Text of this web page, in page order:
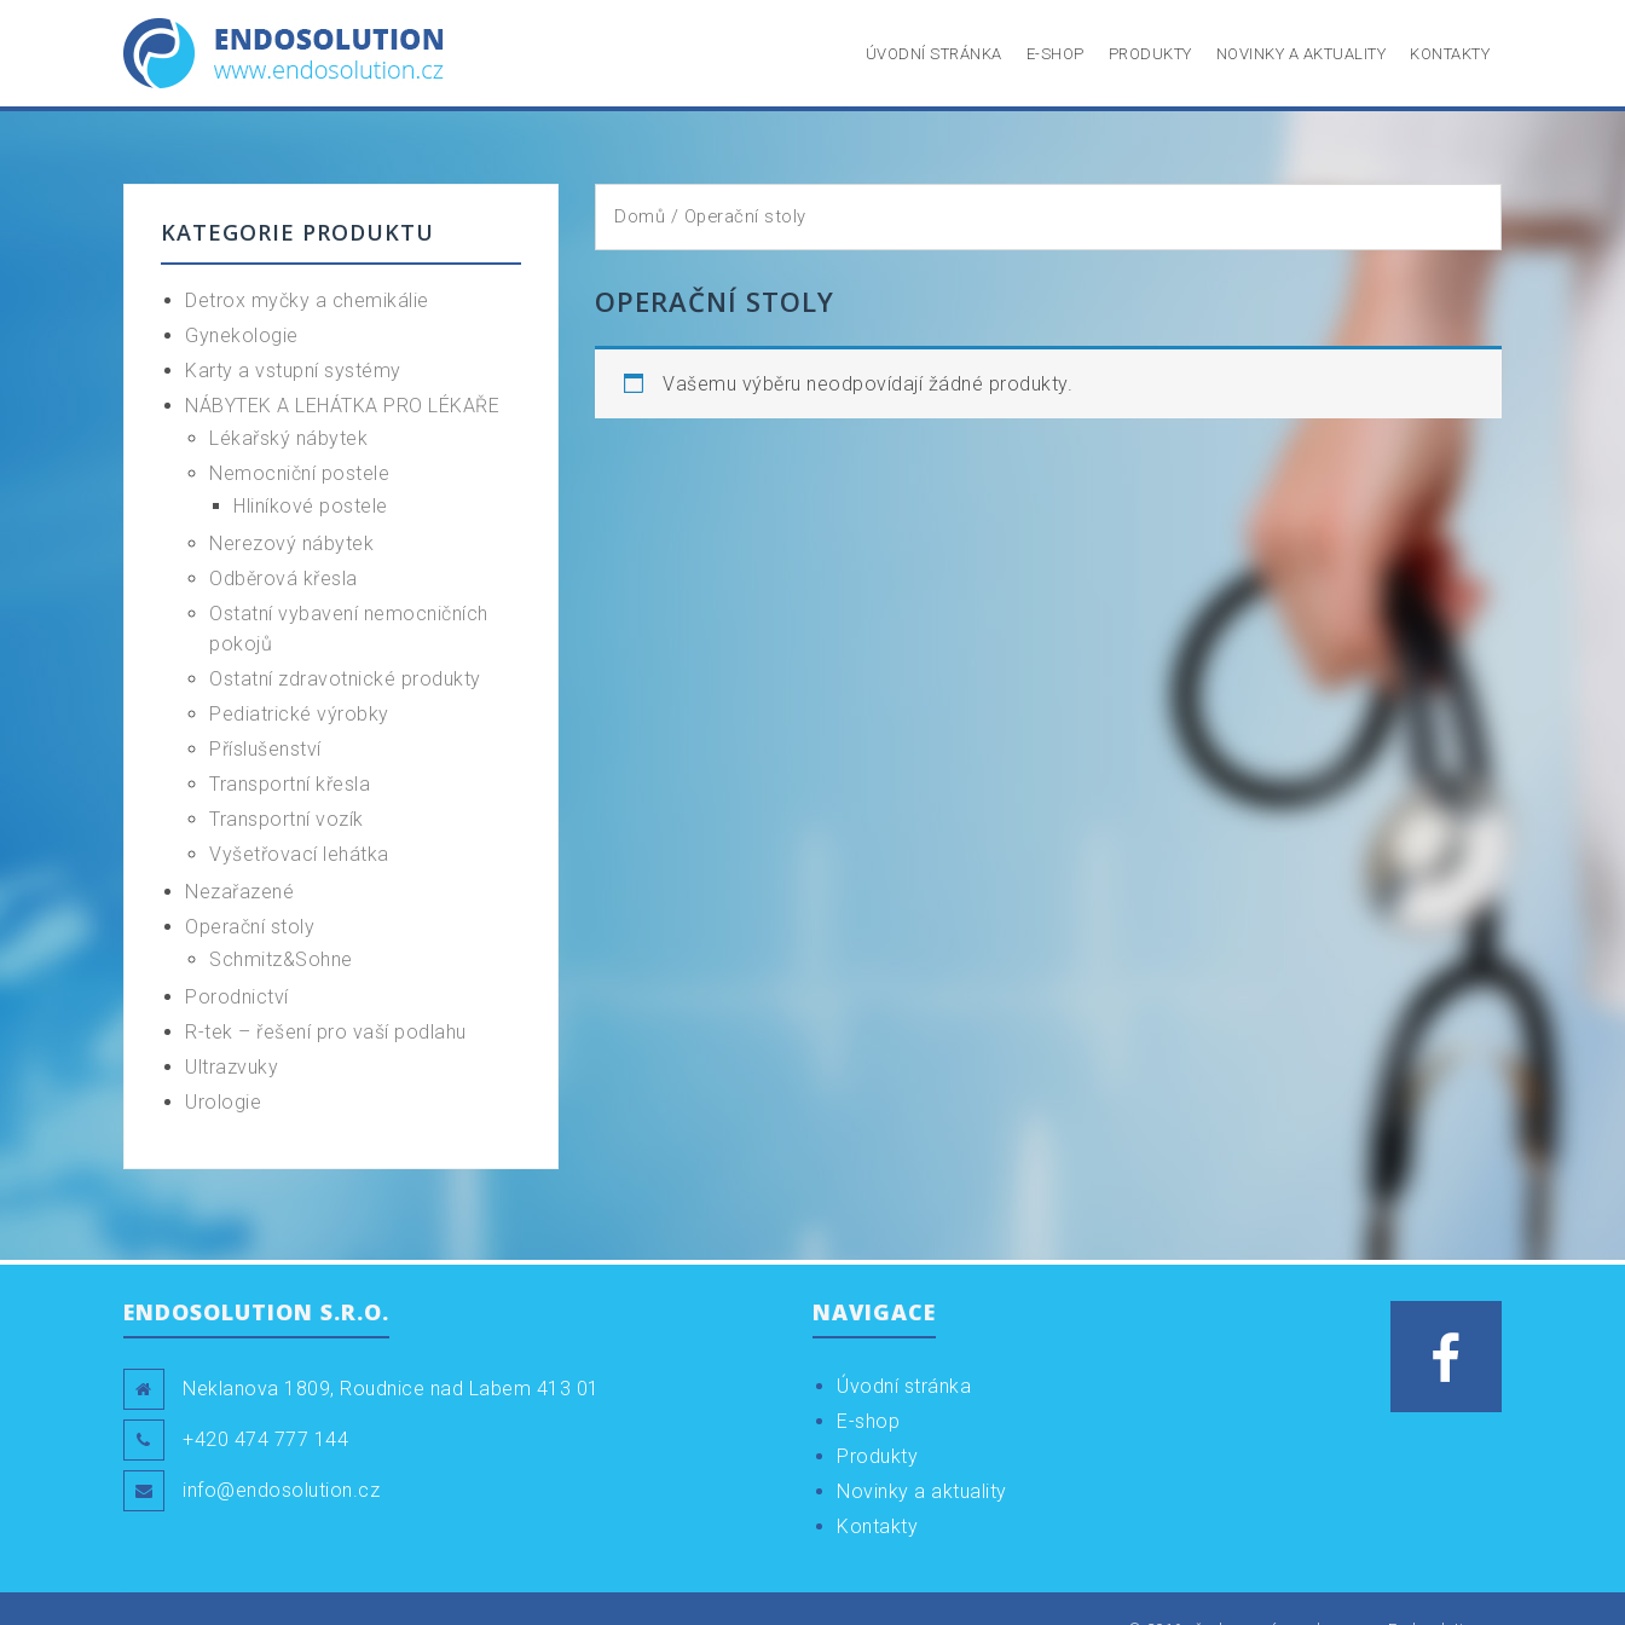
ÚVODNÍ STRÁNKA E-SHOP PRODUKTY NOVINKY A AKTUALITY KONTAKTY
Domů / Operační stoly
OPERAČNÍ STOLY
Vašemu výběru neodpovídají žádné produkty.
KATEGORIE PRODUKTU
Detrox myčky a chemikálie
Gynekologie
Karty a vstupní systémy
NÁBYTEK A LEHÁTKA PRO LÉKAŘE
Lékařský nábytek
Nemocniční postele
Hliníkové postele
Nerezový nábytek
Odběrová křesla
Ostatní vybavení nemocničních
pokojů
Ostatní zdravotnické produkty
Pediatrické výrobky
Příslušenství
Transportní křesla
Transportní vozík
Vyšetřovací lehátka
Nezařazené
Operační stoly
Schmitz&Sohne
Porodnictví
R-tek – řešení pro vaší podlahu
Ultrazvuky
Urologie
ENDOSOLUTION S.R.O.
Neklanova 1809, Roudnice nad Labem 413 01
+420 474 777 144
info@endosolution.cz
NAVIGACE
Úvodní stránka
E-shop
Produkty
Novinky a aktuality
Kontakty